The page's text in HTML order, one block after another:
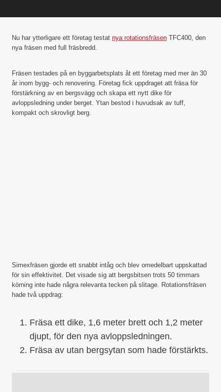
Nu har ytterligare ett företag testat nya rotationsfräsen TFC400, den
nya fräsen med full fräsbredd.
Fräsen testades på en byggarbetsplats åt ett företag med mer än 30
år inom bygg- och renovering. Företag fick uppdraget att fräsa för
förstärkning av en bergsvägg och skapa ett nytt dike för
avloppsledning under berget. Ytan bestod i huvudsak av tuff,
kompakt och skrovligt berg.
Simexfräsen gjorde ett snabbt intåg och blev omedelbart uppskattad
för sin effektivitet. Det visade sig att bergsbitsen trots 50 timmars
körning inte hade några relevanta tecken på slitage. Rotationsfräsen
hade två uppdrag:
Fräsa ett dike, 1,6 meter brett och 1,2 meter
djupt, för den nya avloppsledningen.
Fräsa av utan bergsytan som hade förstärkts.